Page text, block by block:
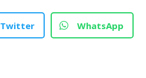
Twitter WhatsApp